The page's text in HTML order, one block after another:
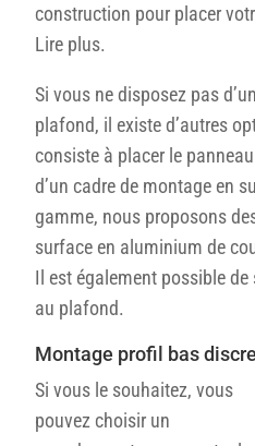
construction pour placer
Lire plus.
Si vous ne disposez pas
plafond, il existe d’autres
consiste à placer le
d’un cadre de montage en
gamme, nous proposons
surface en aluminium de
Il est également possible
au plafond.
Montage profil bas
Si vous le souhaitez, vous
pouvez choisir un